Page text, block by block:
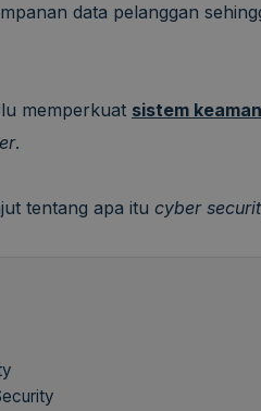
data pelanggan
memperkuat sistem
.
tentang apa itu cyber